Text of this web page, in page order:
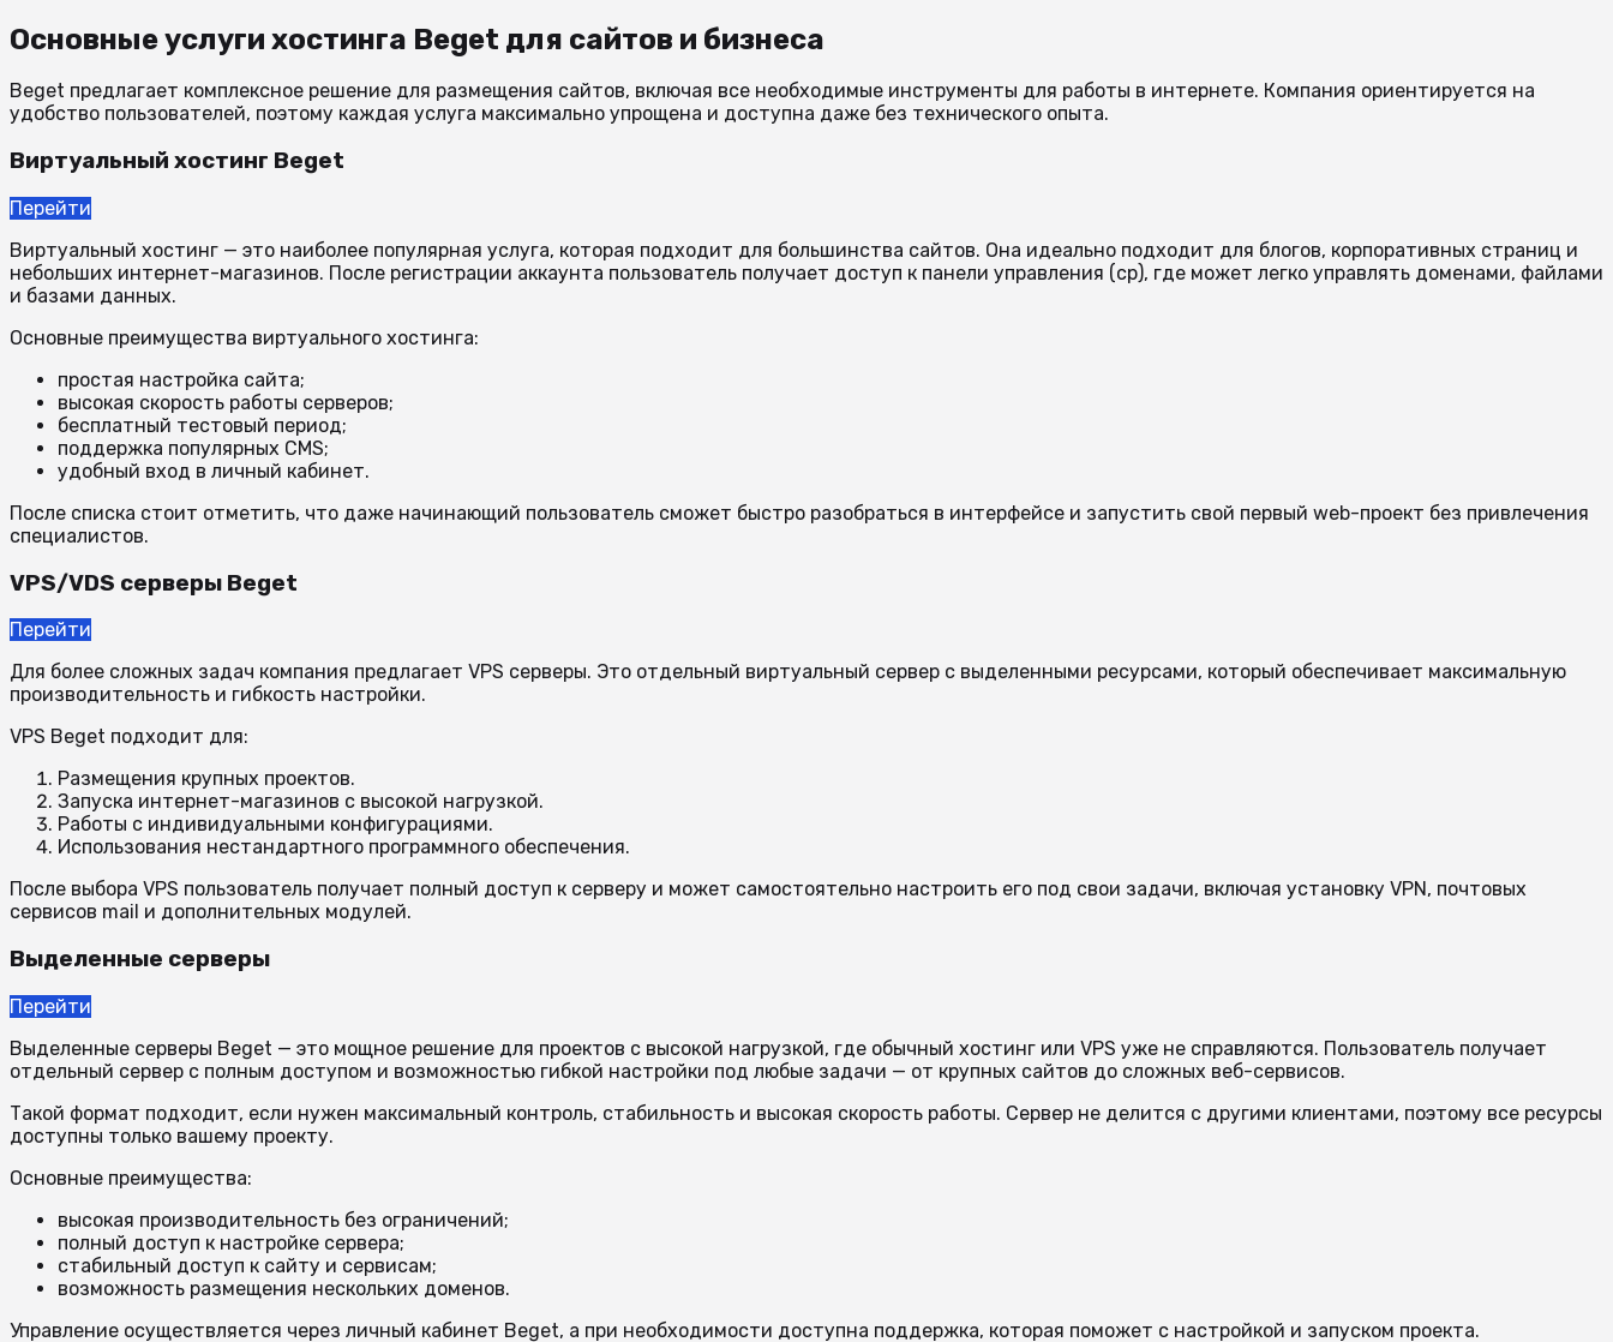
Основные услуги хостинга Beget для сайтов и бизнеса
Beget предлагает комплексное решение для размещения сайтов, включая все необходимые инструменты для работы в интернете. Компания ориентируется на
удобство пользователей, поэтому каждая услуга максимально упрощена и доступна даже без технического опыта.
Виртуальный хостинг Beget
Перейти
Виртуальный хостинг — это наиболее популярная услуга, которая подходит для большинства сайтов. Она идеально подходит для блогов, корпоративных страниц и
небольших интернет-магазинов. После регистрации аккаунта пользователь получает доступ к панели управления (cp), где может легко управлять доменами, файлами
и базами данных.
Основные преимущества виртуального хостинга:
простая настройка сайта;
высокая скорость работы серверов;
бесплатный тестовый период;
поддержка популярных CMS;
удобный вход в личный кабинет.
После списка стоит отметить, что даже начинающий пользователь сможет быстро разобраться в интерфейсе и запустить свой первый web-проект без привлечения
специалистов.
VPS/VDS серверы Beget
Перейти
Для более сложных задач компания предлагает VPS серверы. Это отдельный виртуальный сервер с выделенными ресурсами, который обеспечивает максимальную
производительность и гибкость настройки.
VPS Beget подходит для:
Размещения крупных проектов.
Запуска интернет-магазинов с высокой нагрузкой.
Работы с индивидуальными конфигурациями.
Использования нестандартного программного обеспечения.
После выбора VPS пользователь получает полный доступ к серверу и может самостоятельно настроить его под свои задачи, включая установку VPN, почтовых
сервисов mail и дополнительных модулей.
Выделенные серверы
Перейти
Выделенные серверы Beget — это мощное решение для проектов с высокой нагрузкой, где обычный хостинг или VPS уже не справляются. Пользователь получает
отдельный сервер с полным доступом и возможностью гибкой настройки под любые задачи — от крупных сайтов до сложных веб-сервисов.
Такой формат подходит, если нужен максимальный контроль, стабильность и высокая скорость работы. Сервер не делится с другими клиентами, поэтому все ресурсы
доступны только вашему проекту.
Основные преимущества:
высокая производительность без ограничений;
полный доступ к настройке сервера;
стабильный доступ к сайту и сервисам;
возможность размещения нескольких доменов.
Управление осуществляется через личный кабинет Beget, а при необходимости доступна поддержка, которая поможет с настройкой и запуском проекта.